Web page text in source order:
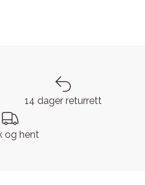
14 dager returrett
og hent